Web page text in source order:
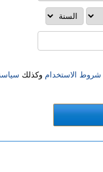
شروط الاستخدام وكذلك